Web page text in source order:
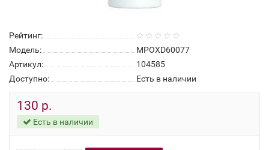
Рейтинг:
Модель:
MPOXD60077
Артикул:
104585
Доступно:
Есть в наличии
130 р.
Есть в наличии